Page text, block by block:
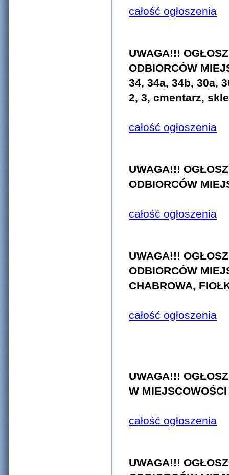
całość ogłoszenia
UWAGA!!!
ODBIORCÓW
34, 34a, 34b, 30a,
2, 3, cmentarz,
całość ogłoszenia
UWAGA!!!
ODBIORCÓW
całość ogłoszenia
UWAGA!!!
ODBIORCÓW
CHABROWA,
całość ogłoszenia
UWAGA!!!
W
całość ogłoszenia
UWAGA!!!